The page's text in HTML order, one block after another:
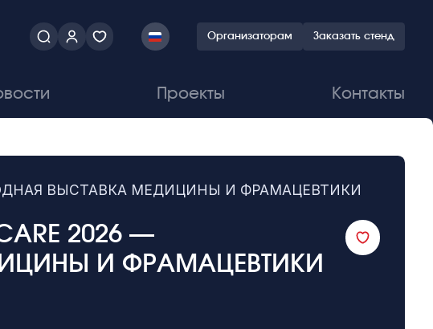
Организаторам Заказать стенд
Проекты Контакты
ВЫСТАВКА МЕДИЦИНЫ И ФРАМАЦЕВТИКИ
2026 —
И ФРАМАЦЕВТИКИ